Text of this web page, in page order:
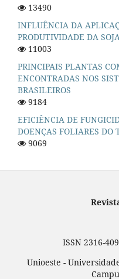
13490
INFLUÊNCIA DA
PRODUTIVIDADE DA
11003
PRINCIPAIS PLANTAS
ENCONTRADAS NOS
BRASILEIROS
9184
EFICIÊNCIA DE
DOENÇAS FOLIARES DO
9069
ISSN 2316-
Unioeste -